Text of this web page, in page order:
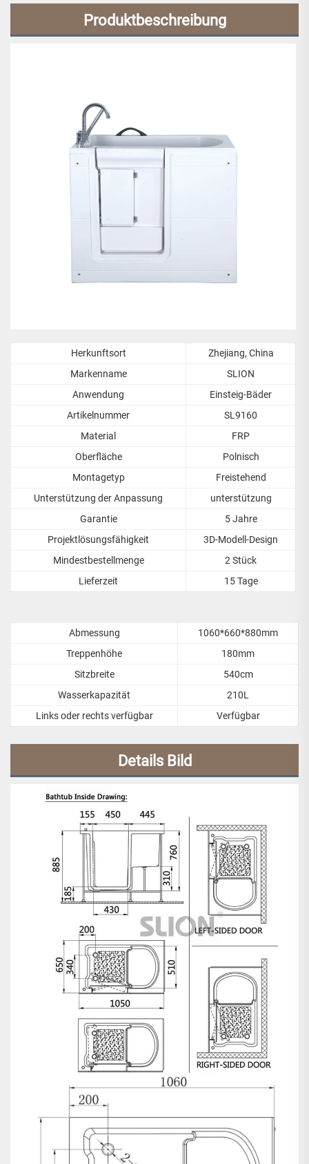
Produktbeschreibung
Herkunftsort
Zhejiang, China
Markenname
SLION
Anwendung
Einsteig-Bäder
Artikelnummer
SL9160
Material
FRP
Oberfläche
Polnisch
Montagetyp
Freistehend
Unterstützung der Anpassung
unterstützung
Garantie
5 Jahre
Projektlösungsfähigkeit
3D-Modell-Design
Mindestbestellmenge
2 Stück
Lieferzeit
15 Tage
Abmessung
1060*660*880mm
Treppenhöhe
180mm
Sitzbreite
540cm
Wasserkapazität
210L
Links oder rechts verfügbar
Verfügbar
Details Bild